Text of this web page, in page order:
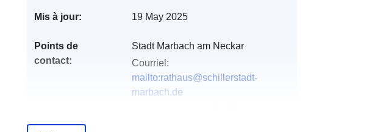
Mis à jour: 19 May 2025
Points de
contact:
Stadt Marbach am Neckar
Courriel:
mailto:rathaus@schillerstadt-
marbach.de